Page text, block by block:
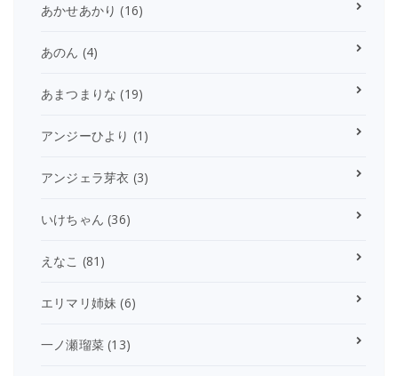
あかせあかり (16)
あのん (4)
あまつまりな (19)
アンジーひより (1)
アンジェラ芽衣 (3)
いけちゃん (36)
えなこ (81)
エリマリ姉妹 (6)
一ノ瀬瑠菜 (13)